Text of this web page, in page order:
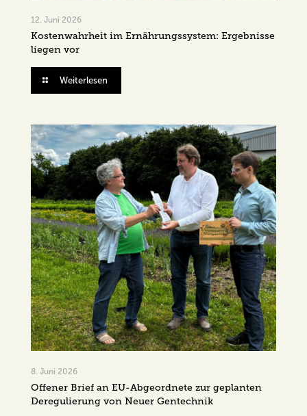
12. Juni 2026
Kostenwahrheit im Ernährungssystem: Ergebnisse
liegen vor
Weiterlesen
8. Juni 2026
Offener Brief an EU-Abgeordnete zur geplanten
Deregulierung von Neuer Gentechnik